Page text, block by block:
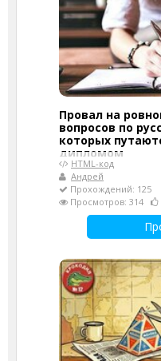
Провал на
вопросов по
которых
дипломом
HTML-код
Андрей
Прохождений: 125
Просмотров: 314